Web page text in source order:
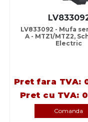
LV833092 - Mufa
A - MTZ1/MTZ2,
Electric
Pret fara TVA:
Pret cu TVA:
Comanda